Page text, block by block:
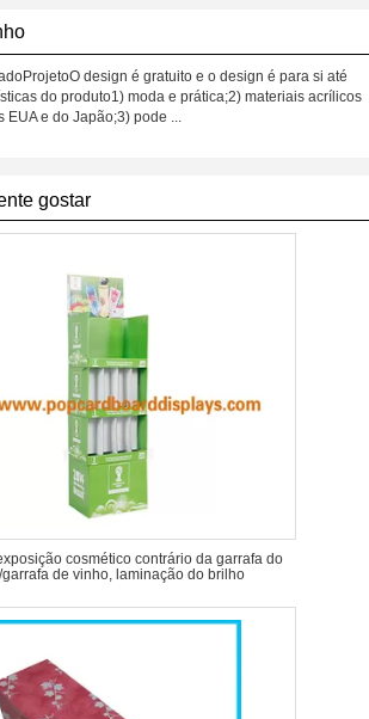
design é gratuito e o design é para si até
do produto1) moda e prática;2) materiais acrílicos
EUA e do Japão;3) pode ...
gostar
cosmético contrário da garrafa do
de vinho, laminação do brilho